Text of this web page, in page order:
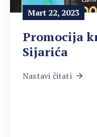
Mart 22, 2023
Promocija
Sijarića
Nastavi čitati